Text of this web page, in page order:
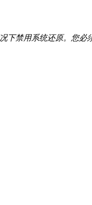
下禁用系统还原。您必